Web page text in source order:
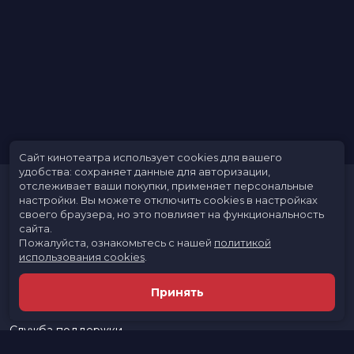
Расписание
Скоро в кино
Реклама в кинотеатре
Служба поддержки
Сайт кинотеатра использует cookies для вашего
удобства: сохраняет данные для авторизации,
отслеживает ваши покупки, применяет персональные
настройки. Вы можете отключить cookies в настройках
своего браузера, но это повлияет на функциональность
сайта.
Пожалуйста, ознакомьтесь с нашей политикой
использования cookies
Принять